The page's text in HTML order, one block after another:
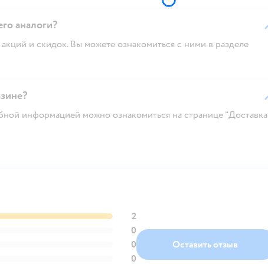
аналоги?
и скидок. Вы можете ознакомиться с ними в разделе
информацией можно ознакомиться на странице "Доставка
2
0
0
0
Оставить отзыв